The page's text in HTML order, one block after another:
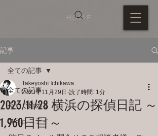
HOME
記事
全ての記事
今すぐ始める
コミュニティ
全ての記事
2023/11/28 横浜の探偵日記 ～
1,960日目～
Takeyoshi Ichikawa
2023年11月29日 読了時間: 1分